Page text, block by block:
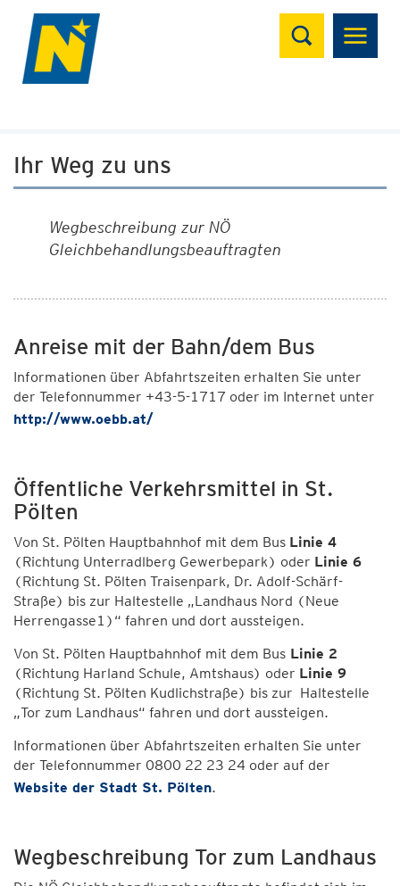
Suchen
Ihr Weg zu uns
Wegbeschreibung zur NÖ
Gleichbehandlungsbeauftragten
Anreise mit der Bahn/dem Bus
Informationen über Abfahrtszeiten erhalten Sie unter
der Telefonnummer +43-5-1717 oder im Internet unter
http://www.oebb.at/
Öffentliche Verkehrsmittel in St.
Pölten
Von St. Pölten Hauptbahnhof mit dem Bus Linie 4
(Richtung Unterradlberg Gewerbepark) oder Linie 6
(Richtung St. Pölten Traisenpark, Dr. Adolf-Schärf-
Straße) bis zur Haltestelle „Landhaus Nord (Neue
Herrengasse1)“ fahren und dort aussteigen.
Von St. Pölten Hauptbahnhof mit dem Bus Linie 2
(Richtung Harland Schule, Amtshaus) oder Linie 9
(Richtung St. Pölten Kudlichstraße) bis zur Haltestelle
„Tor zum Landhaus“ fahren und dort aussteigen.
Informationen über Abfahrtszeiten erhalten Sie unter
der Telefonnummer 0800 22 23 24 oder auf der
Website der Stadt St. Pölten.
Wegbeschreibung Tor zum Landhaus